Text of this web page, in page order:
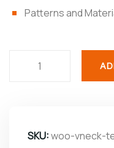
Patterns and
SKU:woo-vneck-